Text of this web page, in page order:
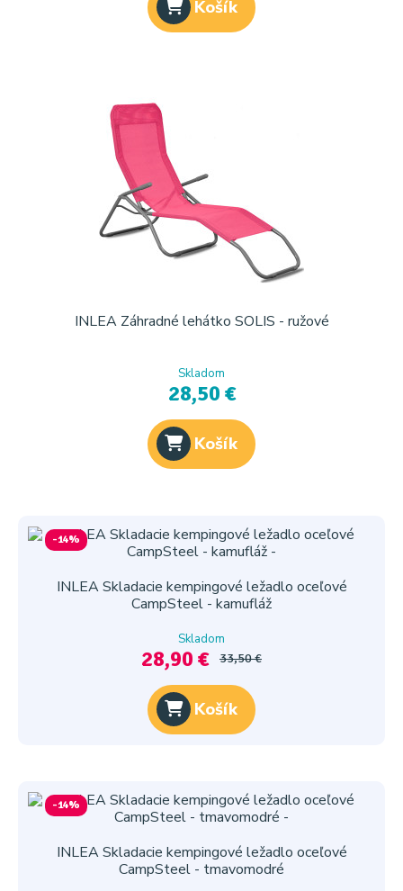
Košík
INLEA Záhradné lehátko SOLIS - ružové
Skladom
28,50 €
Košík
-14%
INLEA Skladacie kempingové ležadlo oceľové
CampSteel - kamufláž
Skladom
28,90 € 33,50 €
Košík
-14%
INLEA Skladacie kempingové ležadlo oceľové
CampSteel - tmavomodré